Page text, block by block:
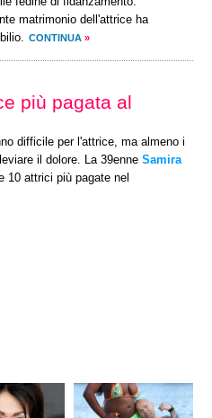
matrimonio dell'attrice ha
CONTINUA »
più pagata al
difficile per l'attrice, ma almeno i
il dolore. La 39enne Samira
10 attrici più pagate nel